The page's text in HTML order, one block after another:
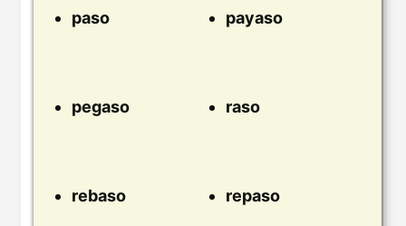
paso payaso
pegaso raso
rebaso repaso